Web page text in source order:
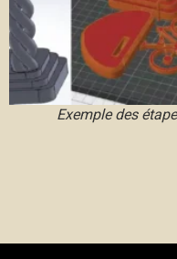
Exemple des